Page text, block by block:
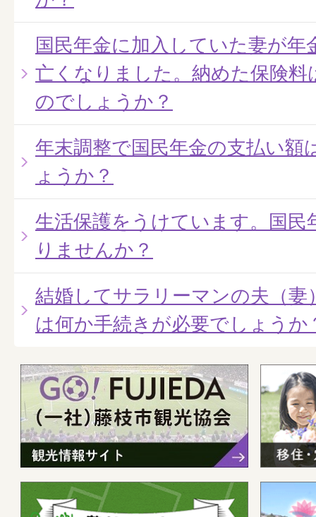
国民年金に加入していた妻が
亡くなりました。納めた保険
のでしょうか？
年末調整で国民年金の支払い額
ょうか？
生活保護をうけています。国民
りませんか？
結婚してサラリーマンの夫（妻
は何か手続きが必要でしょうか